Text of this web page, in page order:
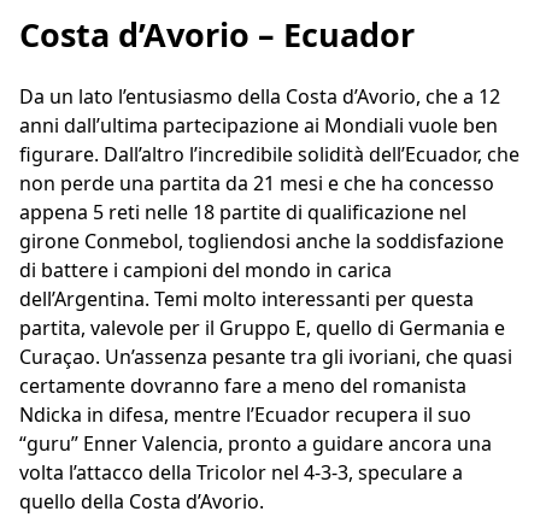
Costa d’Avorio – Ecuador
Da un lato l’entusiasmo della Costa d’Avorio, che a 12
anni dall’ultima partecipazione ai Mondiali vuole ben
figurare. Dall’altro l’incredibile solidità dell’Ecuador, che
non perde una partita da 21 mesi e che ha concesso
appena 5 reti nelle 18 partite di qualificazione nel
girone Conmebol, togliendosi anche la soddisfazione
di battere i campioni del mondo in carica
dell’Argentina. Temi molto interessanti per questa
partita, valevole per il Gruppo E, quello di Germania e
Curaçao. Un’assenza pesante tra gli ivoriani, che quasi
certamente dovranno fare a meno del romanista
Ndicka in difesa, mentre l’Ecuador recupera il suo
“guru” Enner Valencia, pronto a guidare ancora una
volta l’attacco della Tricolor nel 4-3-3, speculare a
quello della Costa d’Avorio.